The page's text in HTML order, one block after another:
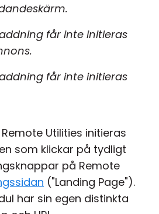
får inte initieras
får inte initieras
Utilities initieras
som klickar på tydligt
på Remote
("Landing Page").
har sin egen distinkta